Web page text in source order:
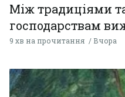
Між традиціями
господарствам
9 хв на прочитання Вчора